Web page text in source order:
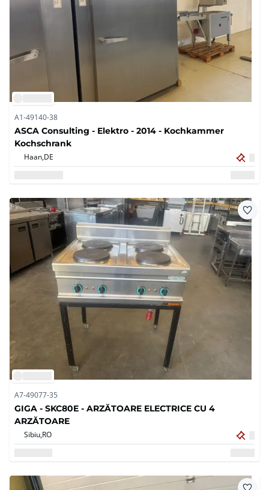
A1-49140-38
ASCA Consulting - Elektro - 2014 - Kochkammer
Kochschrank
Haan,DE
A7-49077-35
GIGA - SKC80E - ARZĂTOARE ELECTRICE CU 4
ARZĂTOARE
Sibiu,RO